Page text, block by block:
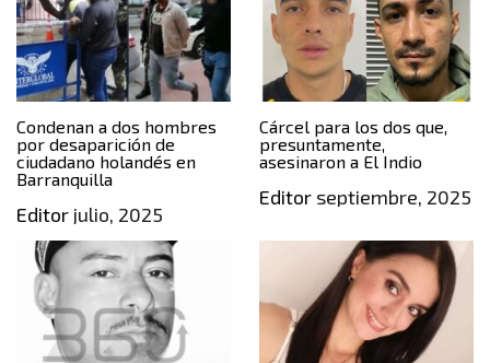
Condenan a dos hombres
por desaparición de
ciudadano holandés en
Barranquilla
Editor julio, 2025
Cárcel para los dos que,
presuntamente,
asesinaron a El Indio
Editorseptiembre, 2025